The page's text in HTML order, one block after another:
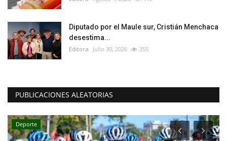
Diputado por el Maule sur, Cristián Menchaca
desestima...
Editora Julio 30, 2026 355
PUBLICACIONES ALEATORIAS
Deporte